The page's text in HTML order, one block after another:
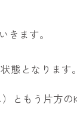
きます。
態となります。
ともう片方